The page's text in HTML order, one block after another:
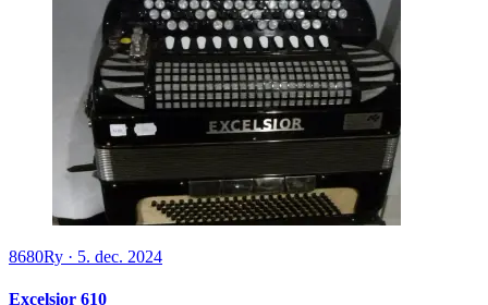
8680Ry · 5. dec. 2024
Excelsior 610